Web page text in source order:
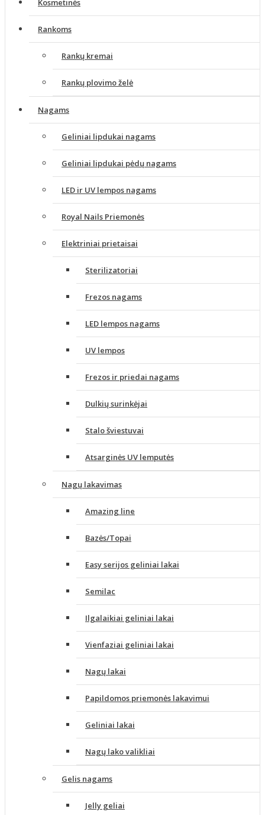
Kosmetinės
Rankoms
Rankų kremai
Rankų plovimo želė
Nagams
Geliniai lipdukai nagams
Geliniai lipdukai pėdų nagams
LED ir UV lempos nagams
Royal Nails Priemonės
Elektriniai prietaisai
Sterilizatoriai
Frezos nagams
LED lempos nagams
UV lempos
Frezos ir priedai nagams
Dulkių surinkėjai
Stalo šviestuvai
Atsarginės UV lemputės
Nagų lakavimas
Amazing line
Bazės/Topai
Easy serijos geliniai lakai
Semilac
Ilgalaikiai geliniai lakai
Vienfaziai geliniai lakai
Nagų lakai
Papildomos priemonės lakavimui
Geliniai lakai
Nagų lako valikliai
Gelis nagams
Jelly geliai